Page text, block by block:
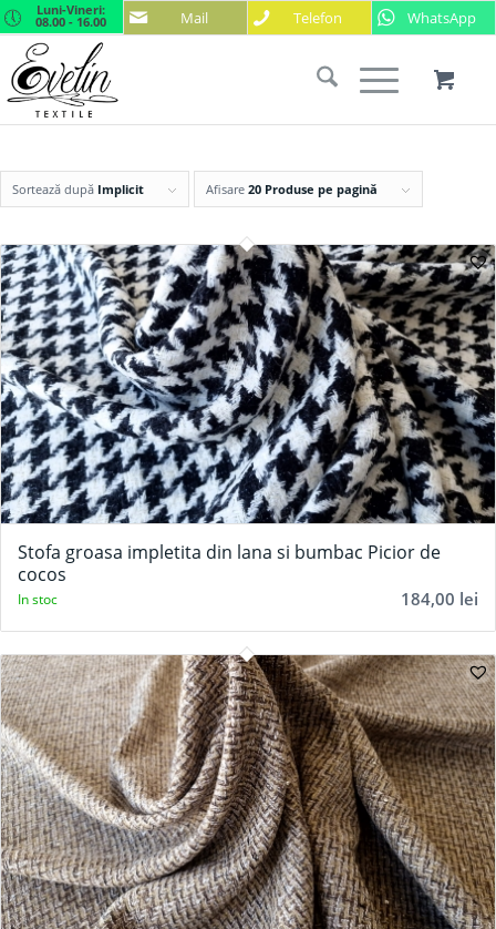
Mail Telefon WhatsApp
Luni-Vineri:
08.00 - 16.00
Sortează după Implicit Afisare 20 Produse pe pagină
5.00
Stofa groasa impletita din lana si bumbac Picior de
cocos
184,00 lei
In stoc